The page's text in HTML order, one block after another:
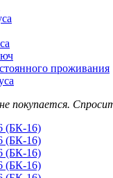
проживания
покупается.